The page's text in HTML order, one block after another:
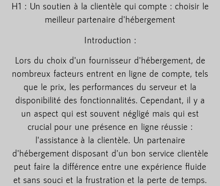
H1 : Un soutien à la clientèle qui compte : choisir le
meilleur partenaire d'hébergement
Introduction :
Lors du choix d'un fournisseur d'hébergement, de
nombreux facteurs entrent en ligne de compte, tels
que le prix, les performances du serveur et la
disponibilité des fonctionnalités. Cependant, il y a
un aspect qui est souvent négligé mais qui est
crucial pour une présence en ligne réussie :
l'assistance à la clientèle. Un partenaire
d'hébergement disposant d'un bon service clientèle
peut faire la différence entre une expérience fluide
et sans souci et la frustration et la perte de temps.